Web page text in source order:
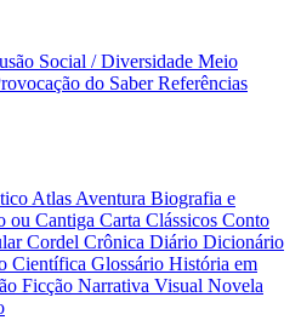
Social / Diversidade Meio
do SaberReferências
AtlasAventura Biografia e
ou Cantiga Carta Clássicos Conto
Cordel Crônica Diário Dicionário
Científica Glossário História em
Ficção Narrativa Visual Novela